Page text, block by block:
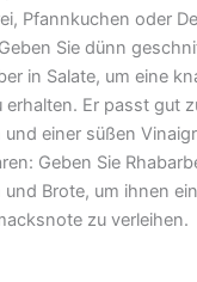
Pfannkuchen oder
Sie dünn
in Salate, um eine
erhalten. Er passt gut
und einer süßen
Geben Sie
und Brote, um ihnen
zu verleihen.